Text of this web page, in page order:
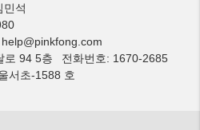
민석
로 94 5층
전화번호: 1670-2685
서초-1588 호